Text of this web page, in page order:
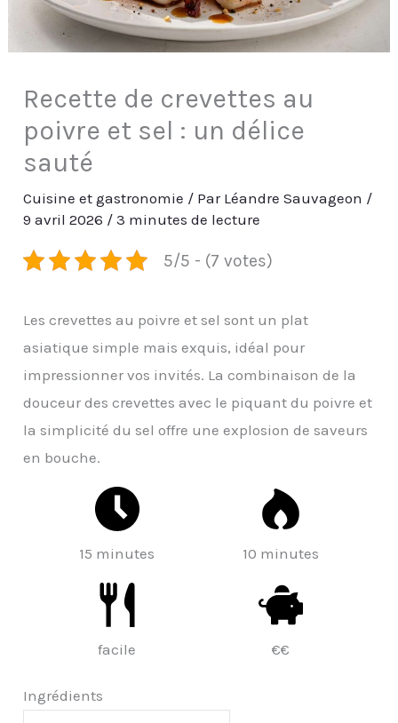
Recette de crevettes au
poivre et sel : un délice
sauté
Cuisine et gastronomie / Par Léandre Sauvageon /
9 avril 2026 /3 minutes de lecture
5/5 - (7 votes)
Les crevettes au poivre et sel sont un plat
asiatique simple mais exquis, idéal pour
impressionner vos invités. La combinaison de la
douceur des crevettes avec le piquant du poivre et
la simplicité du sel offre une explosion de saveurs
en bouche.
15 minutes 10 minutes
facile €€
Ingrédients